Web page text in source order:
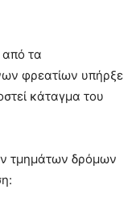
από τα
φρεατίων υπήρξε
κάταγμα του
τμημάτων δρόμων